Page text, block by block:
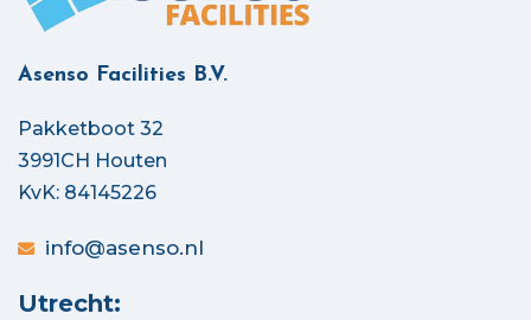
Asenso Facilities B.V.
Pakketboot 32
3991CH Houten
KvK: 84145226
info@asenso.nl
Utrecht: